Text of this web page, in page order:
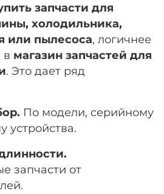
запчасти для
холодильника,
или пылесоса, логичнее
в магазин запчастей для
. Это дает ряд
По модели, серийному
устройства.
запчасти от